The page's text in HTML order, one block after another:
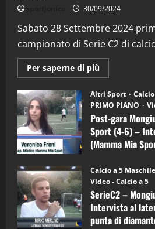
30/09/2024
Sabato 28 Settembre 2024
campionato di Serie C2 di
Per saperne di più
informazioni
Post-
gara
Mongiuffi
Melia
–
Mamma
Mia
Sport
6)
–
Intervista
a
mister
Arturo
Carciotto
(Mongiuffi
Altri Sport
PRIMO PIANO
Post-gara
Sport (4-6) –
(Mamma Mia
Calcio a 5 Maschile
Video - Calcio a 5
SerieC2 –
Intervista al
punta di
2
“SportEmpire”
(Martedi 28
28/04/2026
3
"SportEmpire" in
“SportEmpire”
(Martedi 21
21/04/2026
4
“SportEmpire”
(Martedi 14
15/04/2026